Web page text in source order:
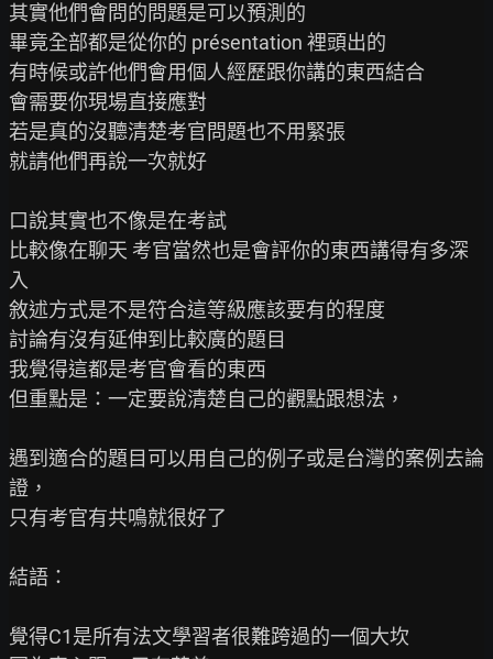
其實他們會問的問題是可以預測的
畢竟全部都是從你的 présentation 裡頭出的
有時候或許他們會用個人經歷跟你講的東西結合
會需要你現場直接應對
若是真的沒聽清楚考官問題也不用緊張
就請他們再說一次就好
口說其實也不像是在考試
比較像在聊天 考官當然也是會評你的東西講得有多深
入
敘述方式是不是符合這等級應該要有的程度
討論有沒有延伸到比較廣的題目
我覺得這都是考官會看的東西
但重點是：一定要說清楚自己的觀點跟想法，
遇到適合的題目可以用自己的例子或是台灣的案例去論
證，
只有考官有共鳴就很好了
結語：
覺得C1是所有法文學習者很難跨過的一個大坎